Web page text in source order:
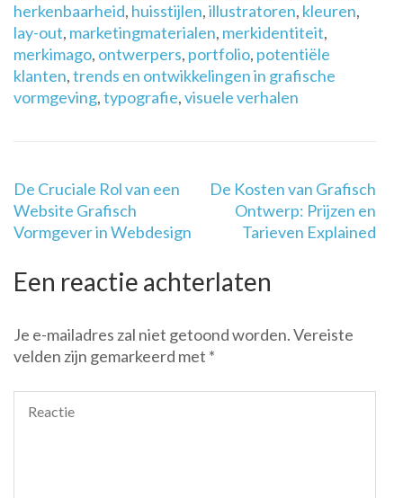
herkenbaarheid, huisstijlen,illustratoren, kleuren,
lay-out, marketingmaterialen, merkidentiteit,
merkimago, ontwerpers, portfolio, potentiële
klanten,trends en ontwikkelingen in grafische
vormgeving,typografie,visuele verhalen
Berichtnavigatie
De Cruciale Rol van een
Website Grafisch
Vormgever in Webdesign
De Kosten van Grafisch
Ontwerp: Prijzen en
Tarieven Explained
Een reactie achterlaten
Je e-mailadres zal niet getoond worden.Vereiste
velden zijn gemarkeerd met *